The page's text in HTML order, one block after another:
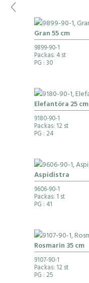
Gran 55 cm
9899-90-1
Packas: 4 st
PG : 30
Elefantöra 25 cm
9180-90-1
Packas: 12 st
PG : 24
Aspidistra
9606-90-1
Packas: 1 st
PG : 41
Rosmarin 35 cm
9107-90-1
Packas: 12 st
PG : 25